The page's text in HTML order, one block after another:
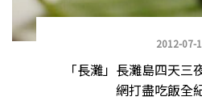
2012-07-
「長灘」長灘島四天
網打盡吃飯全